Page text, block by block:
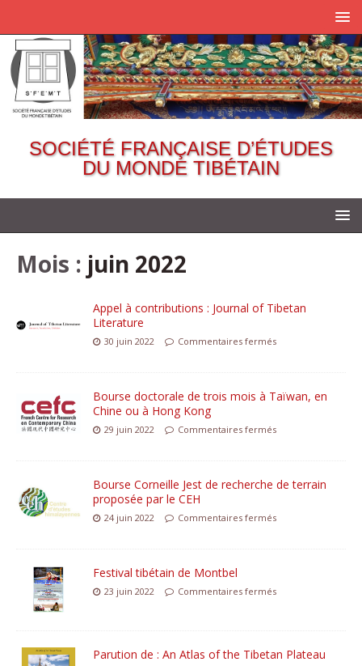
SOCIÉTÉ FRANÇAISE D’ÉTUDES
DU MONDE TIBÉTAIN
Mois : juin 2022
Appel à contributions : Journal of Tibetan
Literature
30 juin 2022 Commentaires fermés
Bourse doctorale de trois mois à Taïwan, en
Chine ou à Hong Kong
29 juin 2022 Commentaires fermés
Bourse Corneille Jest de recherche de terrain
proposée par le CEH
24 juin 2022 Commentaires fermés
Festival tibétain de Montbel
23 juin 2022 Commentaires fermés
Parution de : An Atlas of the Tibetan Plateau